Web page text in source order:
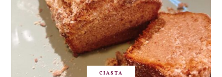
CIASTA